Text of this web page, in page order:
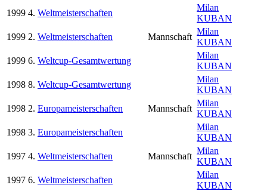
1999 4. Weltmeisterschaften
Milan
KUBAN
1999 2. Weltmeisterschaften Mannschaft
Milan
KUBAN
1999 6. Weltcup-Gesamtwertung
Milan
KUBAN
1998 8. Weltcup-Gesamtwertung
Milan
KUBAN
1998 2. Europameisterschaften Mannschaft
Milan
KUBAN
1998 3. Europameisterschaften
Milan
KUBAN
1997 4. Weltmeisterschaften Mannschaft
Milan
KUBAN
1997 6. Weltmeisterschaften
Milan
KUBAN